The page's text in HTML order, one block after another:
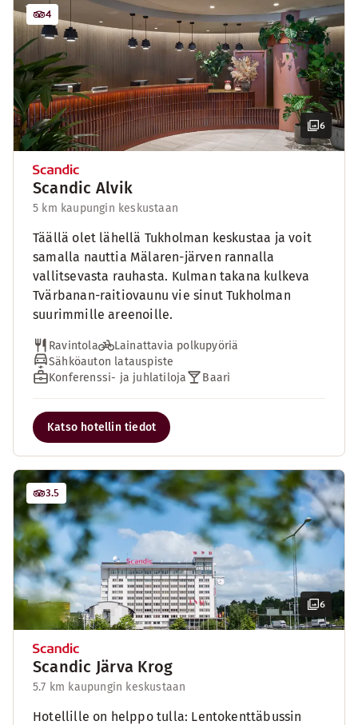
6
4
Scandic Alvik
5 km kaupungin keskustaan
Täällä olet lähellä Tukholman keskustaa ja voit
samalla nauttia Mälaren-järven rannalla
vallitsevasta rauhasta. Kulman takana kulkeva
Tvärbanan-raitiovaunu vie sinut Tukholman
suurimmille areenoille.
Ravintola
Lainattavia polkupyöriä
Sähköauton latauspiste
Konferenssi- ja juhlatiloja
Baari
Katso hotellin tiedot
6
3.5
Scandic Järva Krog
5.7 km kaupungin keskustaan
Hotellille on helppo tulla: Lentokenttäbussin